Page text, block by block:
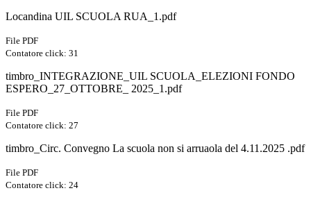
Locandina UIL SCUOLA RUA_1.pdf
File PDF
Contatore click: 31
timbro_INTEGRAZIONE_UIL SCUOLA_ELEZIONI FONDO
ESPERO_27_OTTOBRE_ 2025_1.pdf
File PDF
Contatore click: 27
timbro_Circ. Convegno La scuola non si arruaola del 4.11.2025 .pdf
File PDF
Contatore click: 24